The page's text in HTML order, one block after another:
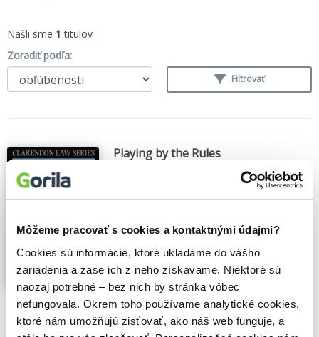
Môžeme pracovať s cookies a kontaktnými údajmi?
Cookies sú informácie, ktoré ukladáme do vášho
zariadenia a zase ich z neho získavame. Niektoré sú
naozaj potrebné – bez nich by stránka vôbec
nefungovala. Okrem toho používame analytické cookies,
ktoré nám umožňujú zisťovať, ako náš web funguje, a
Našli sme 1 titulov
Zoradiť podľa:
Filtrovať
Playing by the Rules
OUP Oxford
(2002)
Rules are a central component of such
family governance, but there is often
confusion about what a rule is, and what
rules do. Offering a comprehensive
philosophical...Zobraziť viac
🍎 Vypredané